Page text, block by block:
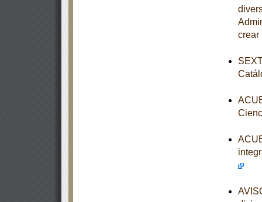
crear